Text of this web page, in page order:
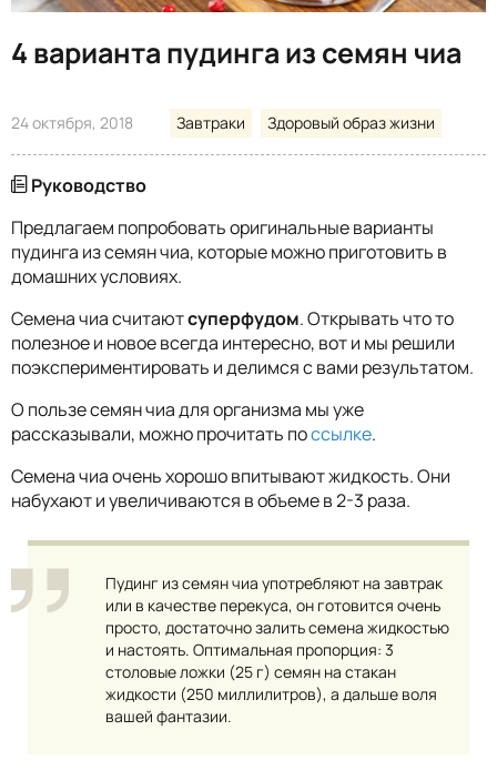
4 варианта пудинга из семян чиа
24 октября, 2018 Завтраки Здоровый образ жизни
Руководство
Предлагаем попробовать оригинальные варианты
пудинга из семян чиа, которые можно приготовить в
домашних условиях.
Семена чиа считаютсуперфудом. Открывать что то
полезное и новое всегда интересно, вот и мы решили
поэкспериментировать и делимся с вами результатом.
О пользе семян чиа для организма мы уже
рассказывали, можно прочитать поссылке.
Семена чиа очень хорошо впитывают жидкость. Они
набухают и увеличиваются в объеме в 2-3 раза.
Пудинг из семян чиа употребляют на завтрак
или в качестве перекуса, он готовится очень
просто, достаточно залить семена жидкостью
и настоять. Оптимальная пропорция: 3
столовые ложки (25 г) семян на стакан
жидкости (250 миллилитров), а дальше воля
вашей фантазии.